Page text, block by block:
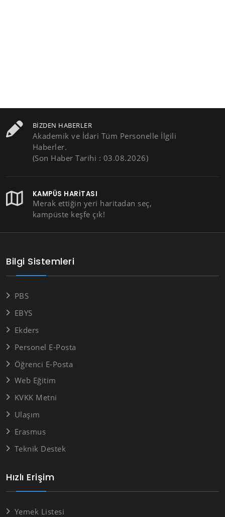
BIZDEN HABERLER
Akademik ve İdari Tüm Personelle İlgili
Haberler.
(Son Haber Tarihi : 03.08.2026)
KAMPÜS HARITASI
Merak ettiğin yeri haritadan seç,
kampüste keşfe çık!
Hızlı Erişim
Yemek Listesi
Bilgi Sistemleri
PBS
EBYS
Ekders
Personel E-Posta
Öğrenci E-Posta
Web Eğitim
KVKK Metni
Ulaşım
Erasmus
Teknik Destek